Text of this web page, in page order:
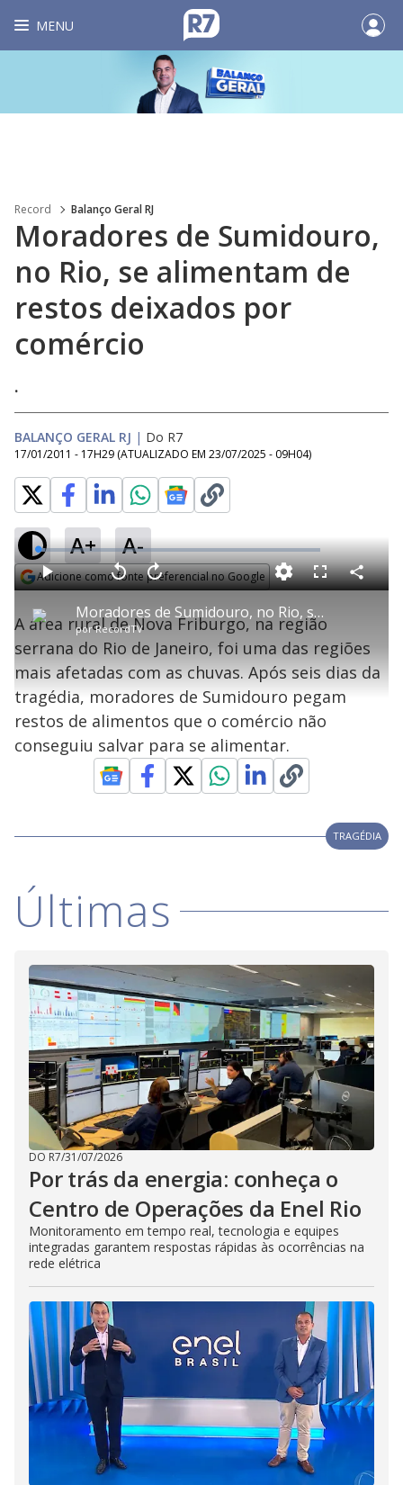
MENU
Record Balanço Geral RJ
Moradores de Sumidouro,
no Rio, se alimentam de
restos deixados por
comércio
.
BALANÇO GERAL RJ | Do R7
17/01/2011 - 17H29 (ATUALIZADO EM 23/07/2025 - 09H04)
A+ A-
Adicione como fonte preferencial no Google
P
l
a
y
V
e
o
Moradores de Sumidouro, no Rio, se alimentam de restos deixados por comércio
porRecordTV
P V
l
t
a
r
0
e
g
n
d
s
A
n
ç
a
0
s
e
u
n
o
s
L
o
a
d
e
:
2
.
4
1
%
F
l
s
c
e
C
o
i
l
A área rural de Nova Friburgo, na região
serrana do Rio de Janeiro, foi uma das regiões
mais afetadas com as chuvas. Após seis dias da
tragédia, moradores de Sumidouro pegam
restos de alimentos que o comércio não
conseguiu salvar para se alimentar.
TRAGÉDIA
Últimas
DO R7/31/07/2026
Por trás da energia: conheça o
Centro de Operações da Enel Rio
Monitoramento em tempo real, tecnologia e equipes
integradas garantem respostas rápidas às ocorrências na
rede elétrica